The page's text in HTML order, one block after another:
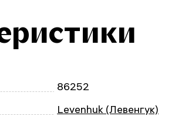
86252
Levenhuk (Левенгук)